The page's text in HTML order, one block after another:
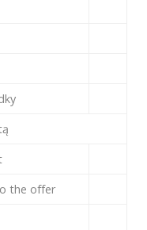
the offer